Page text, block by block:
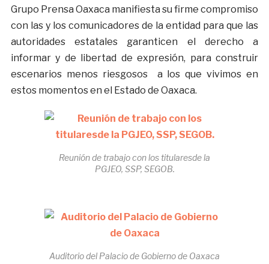
Grupo Prensa Oaxaca manifiesta su firme compromiso
con las y los comunicadores de la entidad para que las
autoridades estatales garanticen el derecho a
informar y de libertad de expresión, para construir
escenarios menos riesgosos a los que vivimos en
estos momentos en el Estado de Oaxaca.
Reunión de trabajo con los titularesde la
PGJEO, SSP, SEGOB.
Auditorio del Palacio de Gobierno de Oaxaca